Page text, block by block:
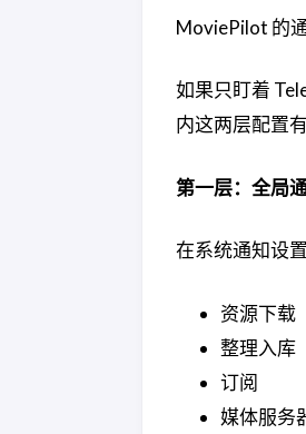
MoviePilot 的
如果只盯着
内这两层配置
第一层：全局
在系统通知设
资源下载
整理入库
订阅
媒体服务